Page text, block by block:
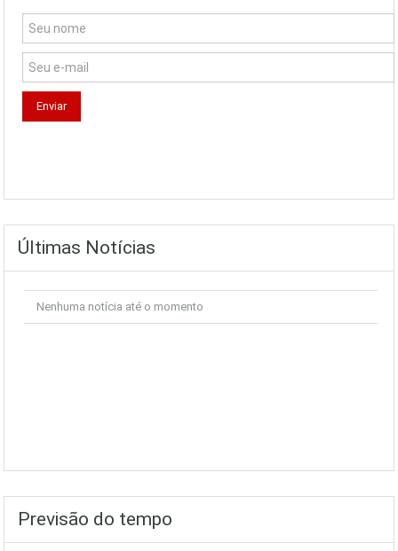
Últimas Notícias
Nenhuma notícia até o momento
Previsão do tempo